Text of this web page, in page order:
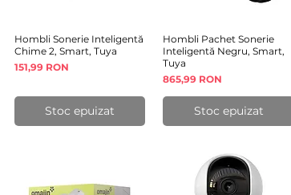
Afișare rapidă
Hombli Sonerie Inteligentă
Chime 2, Smart, Tuya
Preț
151,99 RON
Stoc epuizat
Afișare rapidă
Hombli Pachet Sonerie
Inteligentă Negru, Smart,
Tuya
Preț
865,99 RON
Stoc epuizat